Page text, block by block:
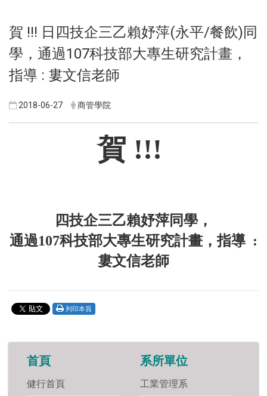
賀 !!! 日四技企三乙賴妤萍(永平/餐飲)同
學，通過107科技部大專生研究計畫，
指導 : 婁文信老師
2018-06-27 商管學院
賀 !!!
四技企三乙賴妤萍同學，
通過107科技部大專生研究計畫，指導 :
婁文信老師
列印本頁
首頁
健行首頁
系所單位
工業管理系